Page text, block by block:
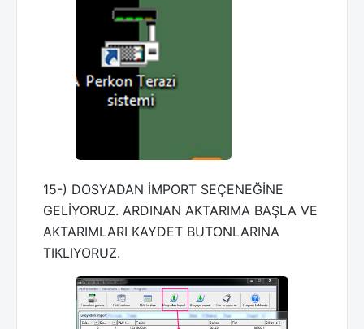
15-) DOSYADAN İMPORT SEÇENEĞİNE
GELİYORUZ. ARDINAN AKTARIMA BAŞLA VE
AKTARIMLARI KAYDET BUTONLARINA
TIKLIYORUZ.